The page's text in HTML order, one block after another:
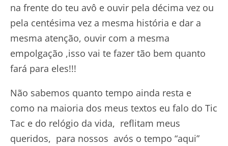
na frente do teu avô e ouvir pela décima vez ou
pela centésima vez a mesma história e dar a
mesma atenção, ouvir com a mesma
empolgação ,isso vai te fazer tão bem quanto
fará para eles!!!
Não sabemos quanto tempo ainda resta e
como na maioria dos meus textos eu falo do Tic
Tac e do relógio da vida, reflitam meus
queridos, para nossos avós o tempo “aqui”